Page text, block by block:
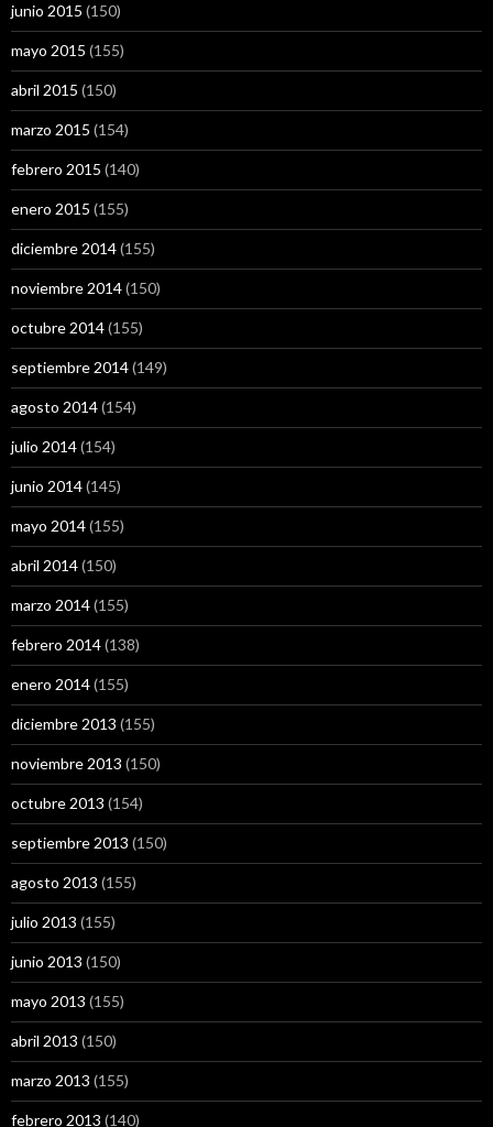
junio 2015 (150)
mayo 2015 (155)
abril 2015 (150)
marzo 2015 (154)
febrero 2015 (140)
enero 2015 (155)
diciembre 2014(155)
noviembre 2014(150)
octubre 2014(155)
septiembre 2014(149)
agosto 2014(154)
julio 2014(154)
junio 2014(145)
mayo 2014(155)
abril 2014(150)
marzo 2014(155)
febrero 2014(138)
enero 2014(155)
diciembre 2013 (155)
noviembre 2013 (150)
octubre 2013 (154)
septiembre 2013 (150)
agosto 2013 (155)
julio 2013 (155)
junio 2013 (150)
mayo 2013 (155)
abril 2013 (150)
marzo 2013 (155)
febrero 2013 (140)